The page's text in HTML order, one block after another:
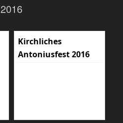
2016
Kirchliches
Antoniusfest 2016